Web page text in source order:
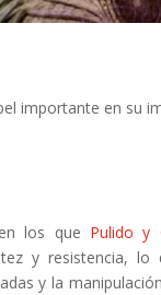
importante en su
los que Pulido y
y resistencia, lo
y la